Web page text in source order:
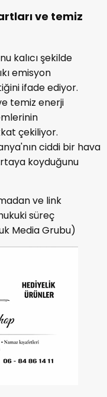
ve temiz
kalıcı şekilde
emisyon
ifade ediyor.
temiz enerji
çekiliyor.
ciddi bir hava
koyduğunu
ve link
süreç
Media Grubu)